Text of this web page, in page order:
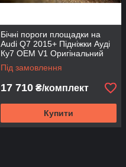
Бічні пороги площадки на
Audi Q7 2015+ Підніжки Ауді
Ку7 OEM V1 Оригінальний
дизайн
Під замовлення
17 710 ₴/комплект
Купити